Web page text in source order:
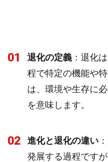
01 退化の定義 ：退化
程で特定の機能や
は、環境や生存に
を意味します。
02 進化と退化の違い
発展する過程です